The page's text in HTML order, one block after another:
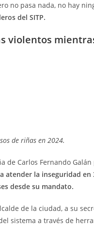
no pasa nada, no hay
del SITP.
violentos
de riñas en 2024.
de Carlos Fernando
atender la inseguridad
desde su mandato.
de la ciudad, a su
sistema a través de